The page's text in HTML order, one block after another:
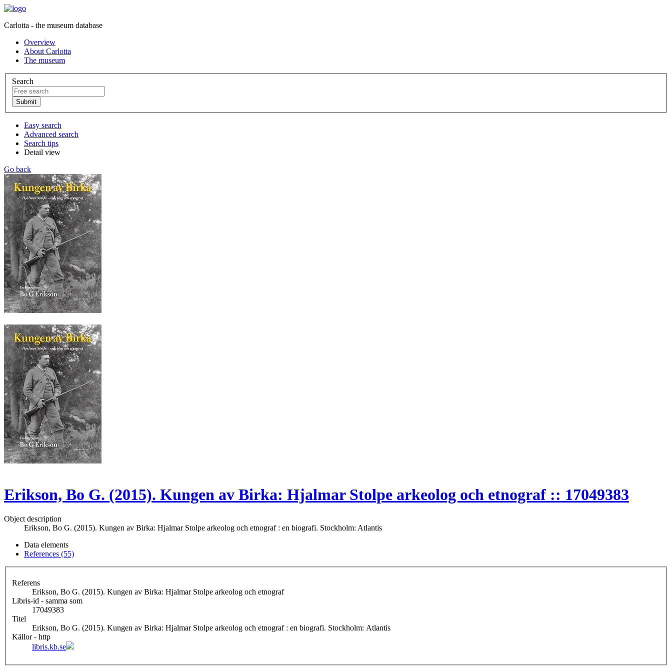
Carlotta - the museum database
Overview
About Carlotta
The museum
Search
Easy search
Advanced search
Search tips
Detail view
Go back
Erikson, Bo G. (2015). Kungen av Birka: Hjalmar Stolpe arkeolog och etnograf :: 17049383
Object description
Erikson, Bo G. (2015). Kungen av Birka: Hjalmar Stolpe arkeolog och etnograf : en biografi. Stockholm: Atlantis
Data elements
References (55)
Referens
Erikson, Bo G. (2015). Kungen av Birka: Hjalmar Stolpe arkeolog och etnograf
Libris-id - samma som
17049383
Titel
Erikson, Bo G. (2015). Kungen av Birka: Hjalmar Stolpe arkeolog och etnograf : en biografi. Stockholm: Atlantis
Källor - http
libris.kb.se